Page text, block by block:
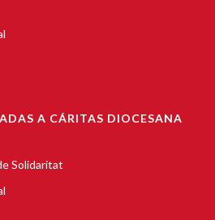
A CÁRITAS DIOCESANA
Solidaritat